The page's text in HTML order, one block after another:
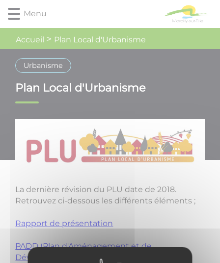
Lien
d'accès
rapide
menu
Lien
d'accès
rapide
contenu
principal
Lien
d'accès
rapide
la
recherche
Lien
d'accès
rapide
pied
page
Menu
Accueil Plan Local d'Urbanisme
Urbanisme
Plan Local d'Urbanisme
La dernière révision du PLU date de 2018.
Retrouvez ci-dessous les différents éléments ;
Rapport de présentation
PADD (Plan d'Aménagement et de
Développement Durables)